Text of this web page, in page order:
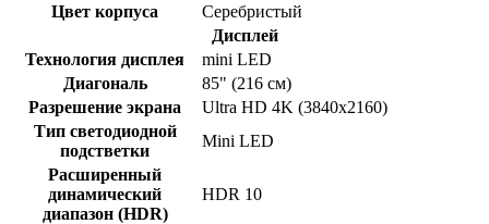
Цвет корпуса
Серебристый
Дисплей
Технология дисплея
mini LED
Диагональ
85" (216 см)
Разрешение экрана
Ultra HD 4K (3840x2160)
Тип светодиодной
подстветки
Mini LED
Расширенный
динамический
диапазон (HDR)
HDR 10